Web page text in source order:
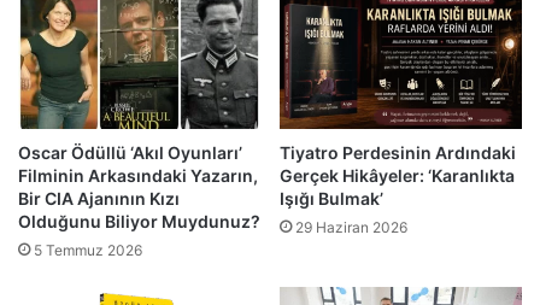
Oscar Ödüllü ‘Akıl Oyunları’
Filminin Arkasındaki Yazarın,
Bir CIA Ajanının Kızı
Olduğunu Biliyor Muydunuz?
5 Temmuz 2026
Tiyatro Perdesinin Ardındaki
Gerçek Hikâyeler: ‘Karanlıkta
Işığı Bulmak’
29 Haziran 2026